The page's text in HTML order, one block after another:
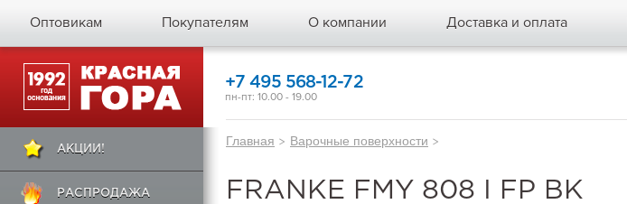
Оптовикам Покупателям О компании Доставка и оплата
АКЦИИ!
РАСПРОДАЖА
+7 495 568-12-72
пн-пт: 10.00 - 19.00
Главная > Варочные поверхности >
FRANKE FMY 808 I FP BK